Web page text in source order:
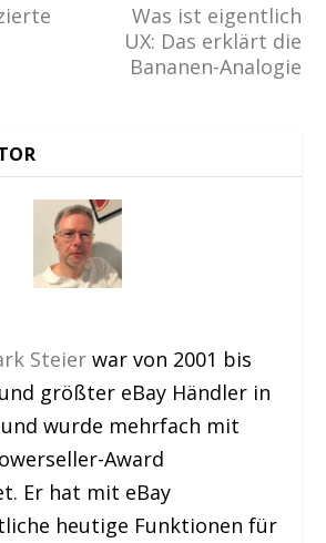
Was ist eigentlich
UX: Das erklärt die
Bananen-Analogie
Steier war von 2001 bis
größter eBay Händler in
wurde mehrfach mit
Award
Er hat mit eBay
heutige Funktionen für